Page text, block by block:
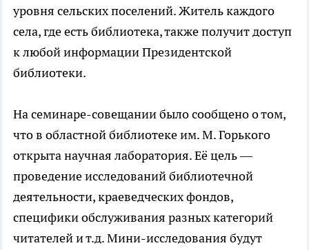
уровня сельских поселений. Житель каждого
села, где есть библиотека, также получит доступ
к любой информации Президентской
библиотеки.
На семинаре-совещании было сообщено о том,
что в областной библиотеке им. М. Горького
открыта научная лаборатория. Её цель —
проведение исследований библиотечной
деятельности, краеведческих фондов,
специфики обслуживания разных категорий
читателей и т.д. Мини-исследования будут